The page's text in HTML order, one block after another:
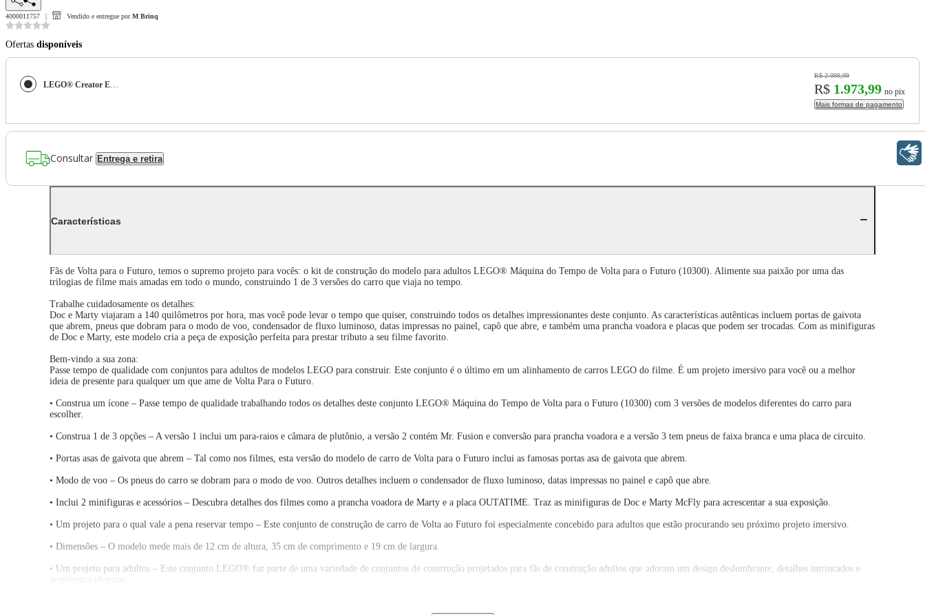
4000011757 Vendido e entregue por M Brinq
Ofertas disponíveis
LEGO® Creator Expert - Máquina do Tempo de Volta ao Futuro
R$ 2.099,99
R$ 1.973,99 no pix
Mais formas de pagamento
Consultar Entrega e retira
Características
Fãs de Volta para o Futuro, temos o supremo projeto para vocês: o kit de construção do modelo para adultos LEGO® Máquina do Tempo de Volta para o Futuro (10300). Alimente sua paixão por uma das
trilogias de filme mais amadas em todo o mundo, construindo 1 de 3 versões do carro que viaja no tempo.
Trabalhe cuidadosamente os detalhes:
Doc e Marty viajaram a 140 quilômetros por hora, mas você pode levar o tempo que quiser, construindo todos os detalhes impressionantes deste conjunto. As características autênticas incluem portas de gaivota
que abrem, pneus que dobram para o modo de voo, condensador de fluxo luminoso, datas impressas no painel, capô que abre, e também uma prancha voadora e placas que podem ser trocadas. Com as minifiguras
de Doc e Marty, este modelo cria a peça de exposição perfeita para prestar tributo a seu filme favorito.
Bem-vindo a sua zona:
Passe tempo de qualidade com conjuntos para adultos de modelos LEGO para construir. Este conjunto é o último em um alinhamento de carros LEGO do filme. É um projeto imersivo para você ou a melhor
ideia de presente para qualquer um que ame de Volta Para o Futuro.
• Construa um ícone – Passe tempo de qualidade trabalhando todos os detalhes deste conjunto LEGO® Máquina do Tempo de Volta para o Futuro (10300) com 3 versões de modelos diferentes do carro para
escolher.
• Construa 1 de 3 opções – A versão 1 inclui um para-raios e câmara de plutônio, a versão 2 contém Mr. Fusion e conversão para prancha voadora e a versão 3 tem pneus de faixa branca e uma placa de circuito.
• Portas asas de gaivota que abrem – Tal como nos filmes, esta versão do modelo de carro de Volta para o Futuro inclui as famosas portas asa de gaivota que abrem.
• Modo de voo – Os pneus do carro se dobram para o modo de voo. Outros detalhes incluem o condensador de fluxo luminoso, datas impressas no painel e capô que abre.
• Inclui 2 minifiguras e acessórios – Descubra detalhes dos filmes como a prancha voadora de Marty e a placa OUTATIME. Traz as minifiguras de Doc e Marty McFly para acrescentar a sua exposição.
• Um projeto para o qual vale a pena reservar tempo – Este conjunto de construção de carro de Volta ao Futuro foi especialmente concebido para adultos que estão procurando seu próximo projeto imersivo.
• Dimensões – O modelo mede mais de 12 cm de altura, 35 cm de comprimento e 19 cm de largura.
• Um projeto para adultos – Este conjunto LEGO® faz parte de uma variedade de conjuntos de construção projetados para fãs de construção adultos que adoram um design deslumbrante, detalhes intrincados e
arquitetura elegante.